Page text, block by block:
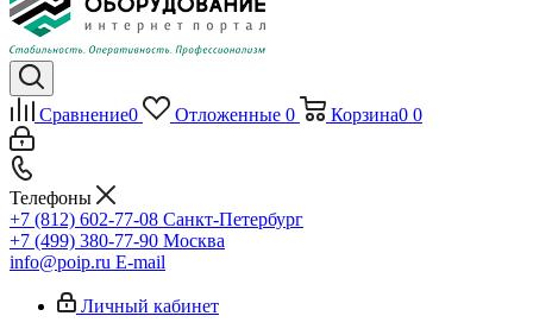
Сравнение0 Отложенные 0 Корзина0 0
Телефоны
+7 (812) 602-77-08 Санкт-Петербург
+7 (499) 380-77-90 Москва
info@poip.ru E-mail
Личный кабинет